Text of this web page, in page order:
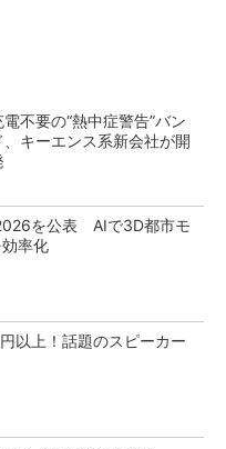
電不要の“熱中症警告”バン
、キーエンス系新会社が開
を公表 AIで3D都市モ
率化
以上！話題のスピーカー